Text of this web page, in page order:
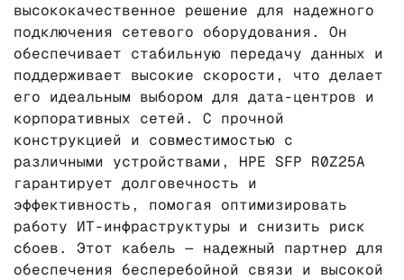
высококачественное решение для надежного
подключения сетевого оборудования. Он
обеспечивает стабильную передачу данных и
поддерживает высокие скорости, что делает
его идеальным выбором для дата-центров и
корпоративных сетей. С прочной
конструкцией и совместимостью с
различными устройствами, HPE SFP R0Z25A
гарантирует долговечность и
эффективность, помогая оптимизировать
работу ИТ-инфраструктуры и снизить риск
сбоев. Этот кабель — надежный партнер для
обеспечения бесперебойной связи и высокой